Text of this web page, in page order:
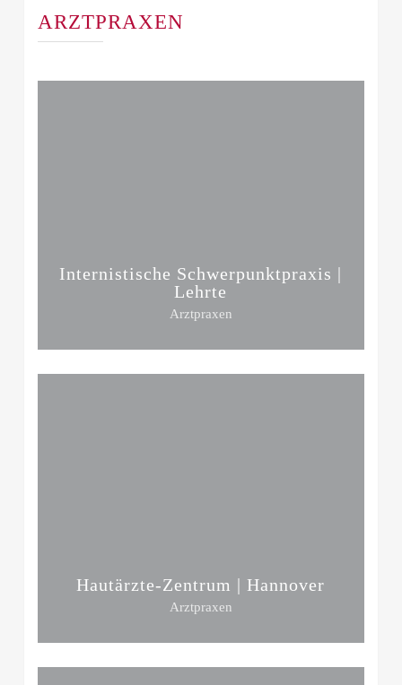
ARZTPRAXEN
Internistische Schwerpunktpraxis |
Lehrte
Arztpraxen
Hautärzte-Zentrum | Hannover
Arztpraxen